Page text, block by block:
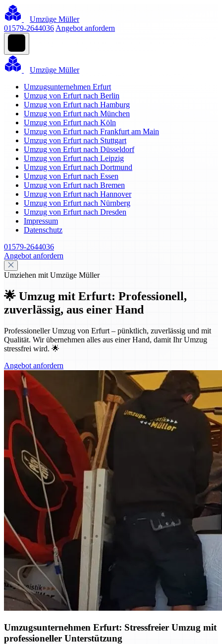
Umzüge Müller
01579-2644036 Angebot anfordern
Umzüge Müller
Umzugsunternehmen Erfurt
Umzug von Erfurt nach Berlin
Umzug von Erfurt nach Hamburg
Umzug von Erfurt nach München
Umzug von Erfurt nach Köln
Umzug von Erfurt nach Frankfurt am Main
Umzug von Erfurt nach Stuttgart
Umzug von Erfurt nach Düsseldorf
Umzug von Erfurt nach Leipzig
Umzug von Erfurt nach Dortmund
Umzug von Erfurt nach Essen
Umzug von Erfurt nach Bremen
Umzug von Erfurt nach Hannover
Umzug von Erfurt nach Nürnberg
Umzug von Erfurt nach Dresden
Impressum
Datenschutz
01579-2644036
Angebot anfordern
Umziehen mit Umzüge Müller
🌟 Umzug mit Erfurt: Professionell,
zuverlässig, aus einer Hand
Professioneller Umzug von Erfurt – pünktlich, zuverlässig und mit
Qualität. Wir übernehmen alles aus einer Hand, damit Ihr Umzug
stressfrei wird. 🌟
Angebot anfordern
Umzugsunternehmen Erfurt: Stressfreier Umzug mit
professioneller Unterstützung